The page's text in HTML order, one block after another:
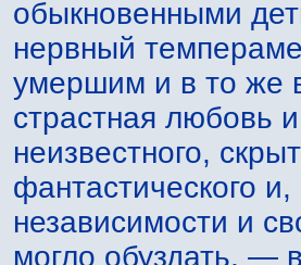
обыкновенными
нервный
умершим и в то же
страстная любовь
неизвестного,
фантастического
независимости и
могло обуздать, —